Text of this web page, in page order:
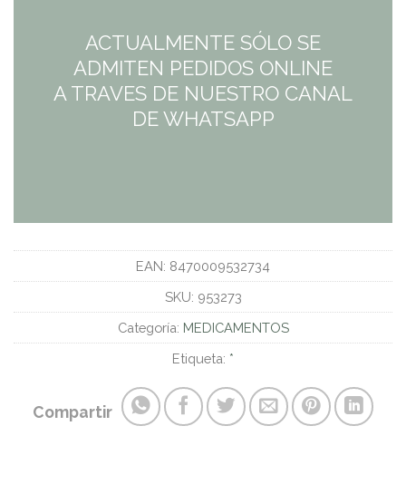
ACTUALMENTE SÓLO SE
ADMITEN PEDIDOS ONLINE
A TRAVES DE NUESTRO CANAL
DE WHATSAPP
EAN: 8470009532734
SKU: 953273
Categoría: MEDICAMENTOS
Etiqueta: *
Compartir